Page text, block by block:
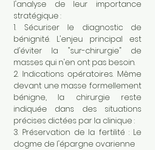
l'analyse de leur importance
stratégique :
1. Sécuriser le diagnostic de
bénignité. L'enjeu principal est
d'éviter la "sur-chirurgie" de
masses qui n'en ont pas besoin.
2. Indications opératoires. Même
devant une masse formellement
bénigne, la chirurgie reste
indiquée dans des situations
précises dictées par la clinique :
3. Préservation de la fertilité : Le
dogme de l'épargne ovarienne